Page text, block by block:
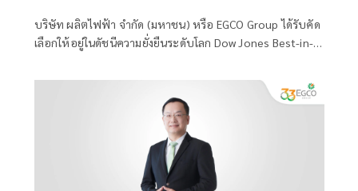
เกิดใหม่
บริษัท ผลิตไฟฟ้า จำกัด (มหาชน) หรือ EGCO Group ได้รับคัด
เลือกให้อยู่ในดัชนีความยั่งยืนระดับโลก Dow Jones Best-in-
สาธารณูปโภคไฟฟ้าของ กลุ่มดัชนีตลาดเกิดใหม่